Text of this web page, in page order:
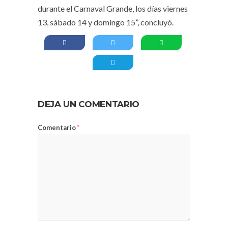
durante el Carnaval Grande, los días viernes
13, sábado 14 y domingo 15”, concluyó.
DEJA UN COMENTARIO
Comentario*